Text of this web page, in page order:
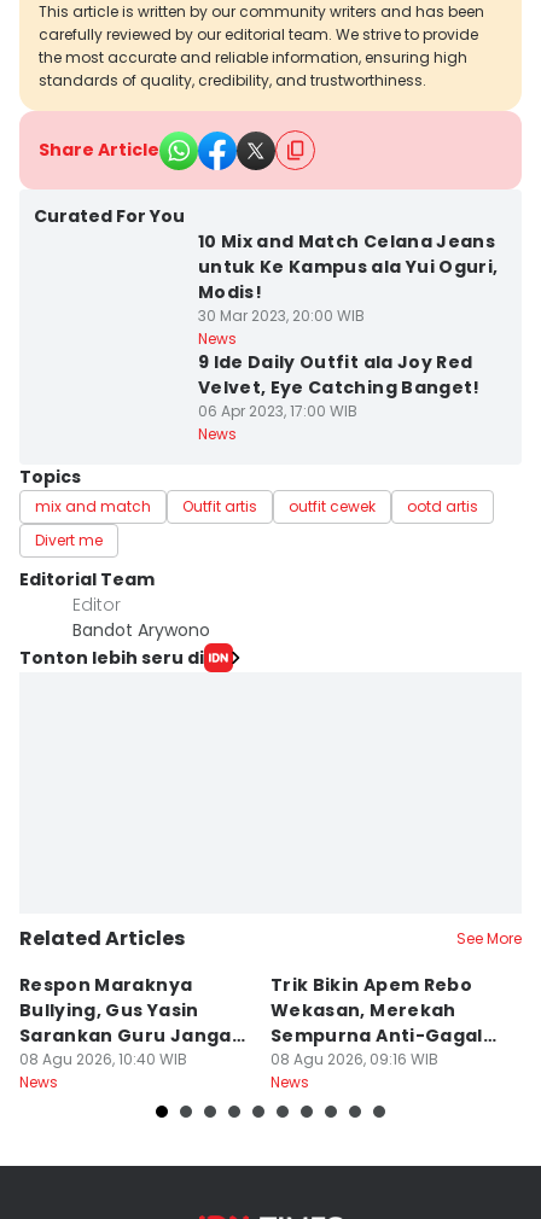
This article is written by our community writers and has been
carefully reviewed by our editorial team. We strive to provide
the most accurate and reliable information, ensuring high
standards of quality, credibility, and trustworthiness.
Share Article
Curated For You
10 Mix and Match Celana Jeans
untuk Ke Kampus ala Yui Oguri,
Modis!
30 Mar 2023, 20:00 WIB
News
9 Ide Daily Outfit ala Joy Red
Velvet, Eye Catching Banget!
06 Apr 2023, 17:00 WIB
News
Topics
mix and match Outfit artis outfit cewek
ootd artis
Divert me
Editorial Team
Editor
Bandot Arywono
Tonton lebih seru di
Related Articles See More
Respon Maraknya
Bullying, Gus Yasin
Sarankan Guru Jangan
Bebani Siswa
08 Agu 2026, 10:40 WIB
News
Trik Bikin Apem Rebo
Wekasan, Merekah
Sempurna Anti-Gagal
Pakai Cetakan
Rumahan
08 Agu 2026, 09:16 WIB
News